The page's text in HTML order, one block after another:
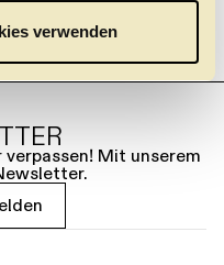
verwenden
Mit unserem